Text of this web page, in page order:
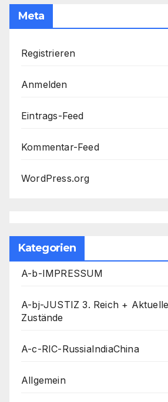
Meta
Registrieren
Anmelden
Eintrags-Feed
Kommentar-Feed
WordPress.org
Kategorien
A-b-IMPRESSUM
A-bj-JUSTIZ 3. Reich +
Zustände
A-c-RIC-RussiaIndiaChina
Allgemein